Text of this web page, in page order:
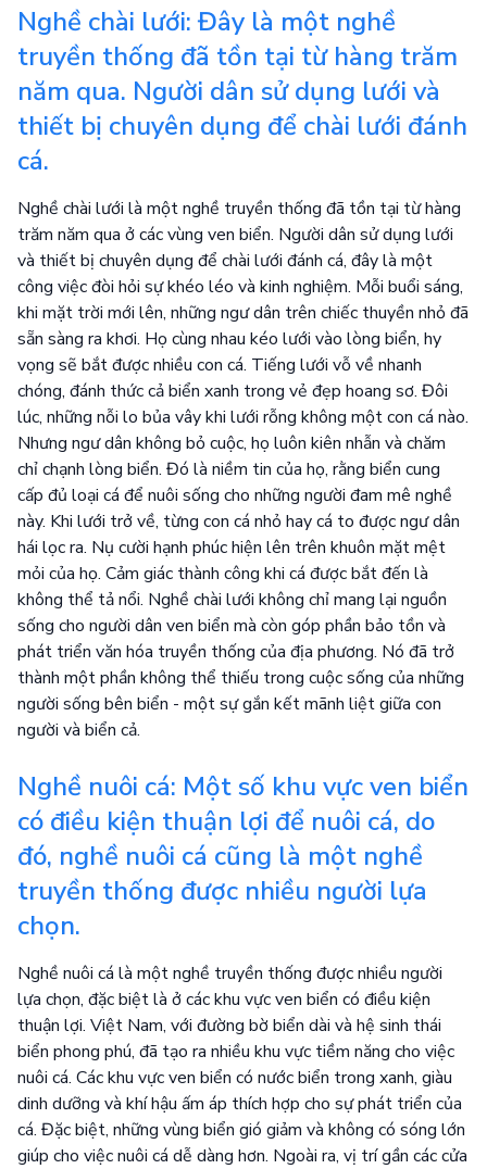
Nghề chài lưới: Đây là một nghề
truyền thống đã tồn tại từ hàng trăm
năm qua. Người dân sử dụng lưới và
thiết bị chuyên dụng để chài lưới đánh
cá.
Nghề chài lưới là một nghề truyền thống đã tồn tại từ hàng
trăm năm qua ở các vùng ven biển. Người dân sử dụng lưới
và thiết bị chuyên dụng để chài lưới đánh cá, đây là một
công việc đòi hỏi sự khéo léo và kinh nghiệm. Mỗi buổi sáng,
khi mặt trời mới lên, những ngư dân trên chiếc thuyền nhỏ đã
sẵn sàng ra khơi. Họ cùng nhau kéo lưới vào lòng biển, hy
vọng sẽ bắt được nhiều con cá. Tiếng lưới vỗ về nhanh
chóng, đánh thức cả biển xanh trong vẻ đẹp hoang sơ. Đôi
lúc, những nỗi lo bủa vây khi lưới rỗng không một con cá nào.
Nhưng ngư dân không bỏ cuộc, họ luôn kiên nhẫn và chăm
chỉ chạnh lòng biển. Đó là niềm tin của họ, rằng biển cung
cấp đủ loại cá để nuôi sống cho những người đam mê nghề
này. Khi lưới trở về, từng con cá nhỏ hay cá to được ngư dân
hái lọc ra. Nụ cười hạnh phúc hiện lên trên khuôn mặt mệt
mỏi của họ. Cảm giác thành công khi cá được bắt đến là
không thể tả nổi. Nghề chài lưới không chỉ mang lại nguồn
sống cho người dân ven biển mà còn góp phần bảo tồn và
phát triển văn hóa truyền thống của địa phương. Nó đã trở
thành một phần không thể thiếu trong cuộc sống của những
người sống bên biển - một sự gắn kết mãnh liệt giữa con
người và biển cả.
Nghề nuôi cá: Một số khu vực ven biển
có điều kiện thuận lợi để nuôi cá, do
đó, nghề nuôi cá cũng là một nghề
truyền thống được nhiều người lựa
chọn.
Nghề nuôi cá là một nghề truyền thống được nhiều người
lựa chọn, đặc biệt là ở các khu vực ven biển có điều kiện
thuận lợi. Việt Nam, với đường bờ biển dài và hệ sinh thái
biển phong phú, đã tạo ra nhiều khu vực tiềm năng cho việc
nuôi cá. Các khu vực ven biển có nước biển trong xanh, giàu
dinh dưỡng và khí hậu ấm áp thích hợp cho sự phát triển của
cá. Đặc biệt, những vùng biển gió giảm và không có sóng lớn
giúp cho việc nuôi cá dễ dàng hơn. Ngoài ra, vị trí gần các cửa